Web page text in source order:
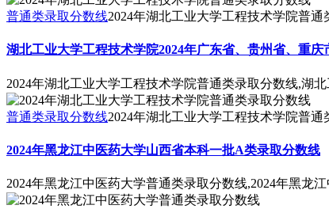
普通类录取分数线2024年湖北工业大学工程技术学院普通
湖北工业大学工程技术学院2024年广东省、贵州省、重
2024年湖北工业大学工程技术学院普通类录取分数线,湖
普通类录取分数线2024年湖北工业大学工程技术学院普通
2024年黑龙江中医药大学山西省本科一批A类录取分数线
2024年黑龙江中医药大学普通类录取分数线,2024年黑龙